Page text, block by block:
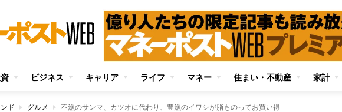
ビジネス キャリア ライフ マネー 住まい・不動産 家計
ンド グルメ 不漁のサンマ、カツオに代わり、豊漁のイワシが脂ものってお買い得